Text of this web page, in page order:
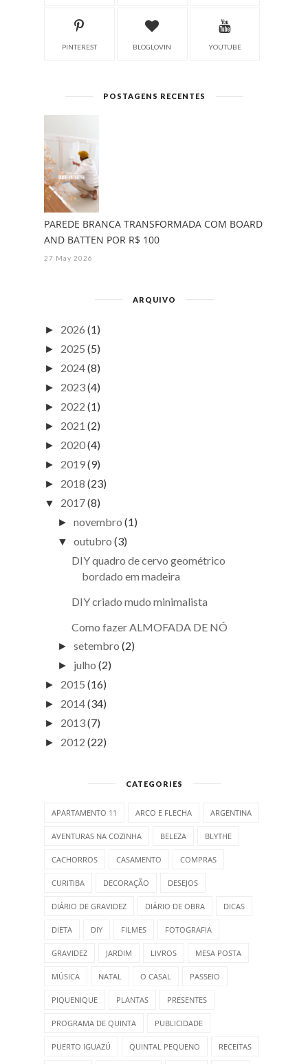
PINTEREST BLOGLOVIN YOUTUBE
POSTAGENS RECENTES
PAREDE BRANCA TRANSFORMADA COM BOARD
AND BATTEN POR R$ 100
27 May 2026
ARQUIVO
► 2026 (1)
► 2025 (5)
► 2024(8)
► 2023(4)
► 2022 (1)
► 2021 (2)
► 2020(4)
► 2019(9)
► 2018 (23)
▼ 2017(8)
►novembro (1)
▼ outubro (3)
DIY quadro de cervo geométrico
bordado em madeira
DIY criado mudo minimalista
Como fazer ALMOFADA DE NÓ
►setembro (2)
► julho (2)
► 2015 (16)
► 2014(34)
► 2013(7)
► 2012 (22)
CATEGORIES
APARTAMENTO 11 ARCO E FLECHA ARGENTINA
AVENTURAS NA COZINHA BELEZA BLYTHE
CACHORROS CASAMENTO COMPRAS
CURITIBA DECORAÇÃO DESEJOS
DIÁRIO DE GRAVIDEZ DIÁRIO DE OBRA DICAS
DIETA DIY FILMES FOTOGRAFIA
GRAVIDEZ JARDIM LIVROS MESA POSTA
MÚSICA NATAL O CASAL PASSEIO
PIQUENIQUE PLANTAS PRESENTES
PROGRAMA DE QUINTA PUBLICIDADE
PUERTO IGUAZÚ QUINTAL PEQUENO RECEITAS